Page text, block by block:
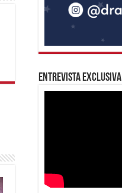
Entrevista Exclusiva